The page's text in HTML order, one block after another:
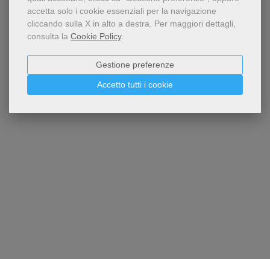
accetta solo i cookie essenziali per la navigazione
cliccando sulla X in alto a destra. Per maggiori dettagli,
consulta la Cookie Policy.
Accetto tutti i cookie
Gestione preferenze